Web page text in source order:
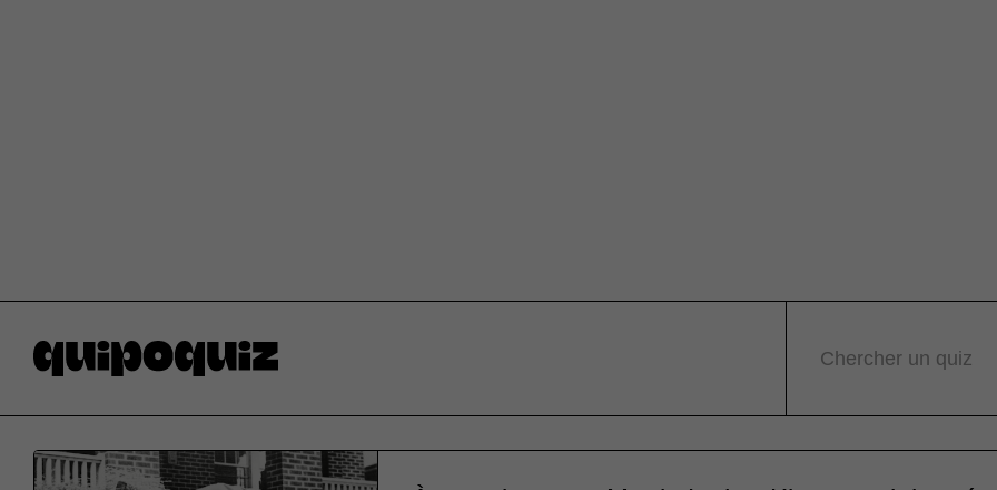
Chercher un quiz